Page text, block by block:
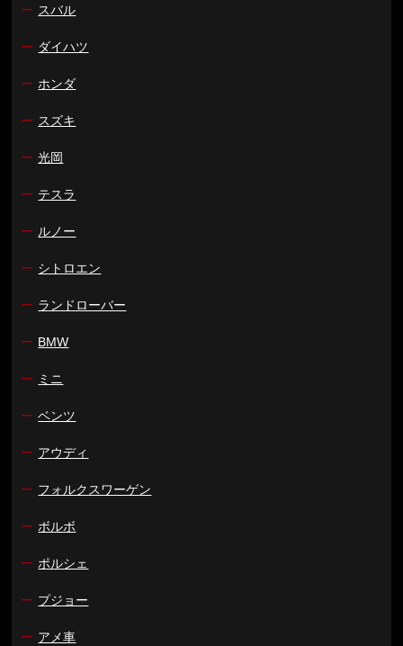
ー スバル
ー ダイハツ
ー ホンダ
ー スズキ
ー 光岡
ー テスラ
ー ルノー
ー シトロエン
ー ランドローバー
ー BMW
ー ミニ
ー ベンツ
ー アウディ
ー フォルクスワーゲン
ー ボルボ
ー ポルシェ
ー プジョー
ー アメ車